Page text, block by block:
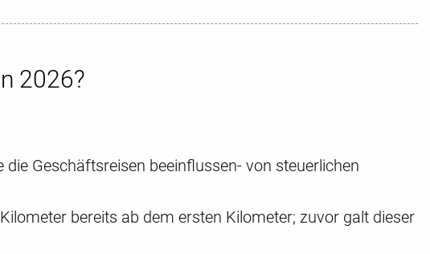
2026?
Geschäftsreisen beeinflussen- von steuerlichen
bereits ab dem ersten Kilometer; zuvor galt dieser